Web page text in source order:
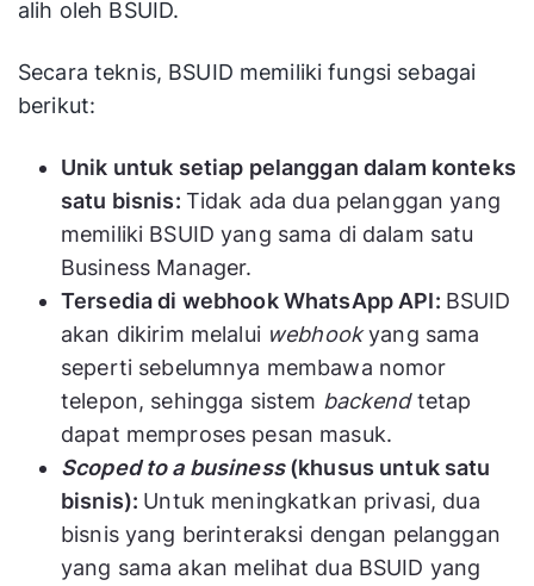
alih oleh BSUID.
Secara teknis, BSUID memiliki fungsi sebagai
berikut:
Unik untuk setiap pelanggan dalam konteks
satu bisnis: Tidak ada dua pelanggan yang
memiliki BSUID yang sama di dalam satu
Business Manager.
Tersedia di webhook WhatsApp API: BSUID
akan dikirim melalui webhookyang sama
seperti sebelumnya membawa nomor
telepon, sehingga sistem backendtetap
dapat memproses pesan masuk.
Scoped to a business(khusus untuk satu
bisnis): Untuk meningkatkan privasi, dua
bisnis yang berinteraksi dengan pelanggan
yang sama akan melihat dua BSUID yang